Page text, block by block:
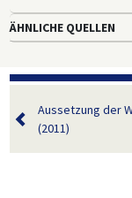
ÄHNLICHE QUELLEN
Aussetzung der
(2011)